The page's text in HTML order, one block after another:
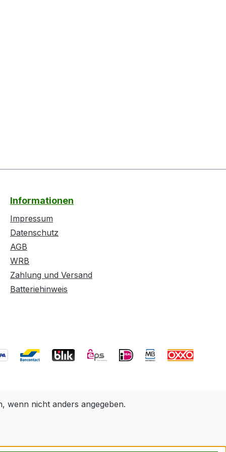
Informationen
Impressum
Datenschutz
AGB
WRB
Zahlung und Versand
Batteriehinweis
wenn nicht anders angegeben.